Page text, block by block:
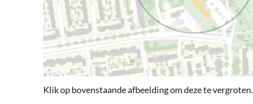
Klik op bovenstaande afbeelding om deze te vergroten.